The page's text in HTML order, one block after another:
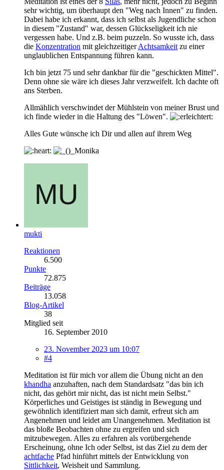
sehr wichtig, um überhaupt den "Weg nach Innen" zu finden.
Dabei habe ich erkannt, dass ich selbst als Jugendliche schon
in diesem "Zustand" war, dessen Glückseligkeit ich nie
vergessen habe. Und z.B. beim puzzeln. So wusste ich, dass
die Konzentration mit gleichzeitigerAchtsamkeit zu einer
unglaublichen Entspannung führen kann.
Ich bin jetzt 75 und sehr dankbar für die "geschickten Mittel".
Denn ohne sie wäre ich dieses Jahr verzweifelt. Ich dachte oft
ans Sterben.
Allmählich verschwindet der Mühlstein von meiner Brust und
ich finde wieder in die Haltung des "Löwen".
Alles Gute wünsche ich Dir und allen auf ihrem Weg
Monika
mukti
Reaktionen
6.500
Punkte
72.875
Beiträge
13.058
Blog-Artikel
38
Mitglied seit
16. September 2010
23. November 2023 um 10:07
#4
Meditation ist für mich vor allem die Übung nicht an den
khandha anzuhaften, nach dem Standardsatz "das bin ich
nicht, das gehört mir nicht, das ist nicht mein Selbst."
Körperliches und Geistiges ist ständig in Bewegung und
gewöhnlich identifiziert man sich damit, erfreut sich am
Angenehmen und leidet am Unangenehmen. Meditation ist
das bloße Beobachten ohne zu ergreifen und sich
mitzubewegen. Alles zu erfahren als vorübergehende
Erscheinung, ohne Ich oder Selbst, ist das Ziel zu dem der
achtfache Pfad hinführt mittels der Entwicklung von
Sittlichkeit, Weisheit und Sammlung.